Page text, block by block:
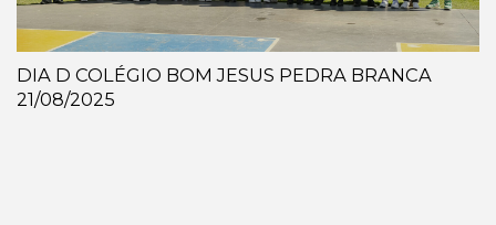
DIA D COLÉGIO BOM JESUS PEDRA BRANCA
21/08/2025